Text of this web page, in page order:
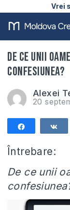
Vrei
De ce unii
confesiunea?
Alexei
20
Întrebare:
De ce unii